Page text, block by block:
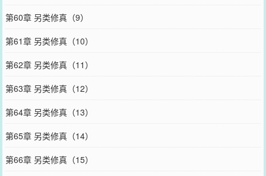
第60章 另类修真（9）
第61章 另类修真（10）
第62章 另类修真（11）
第63章 另类修真（12）
第64章 另类修真（13）
第65章 另类修真（14）
第66章 另类修真（15）